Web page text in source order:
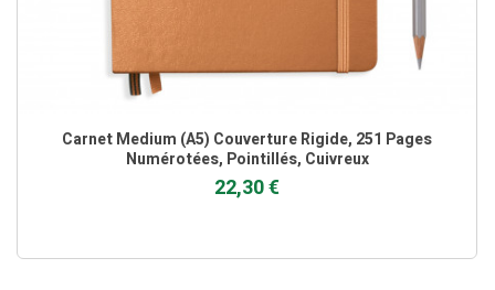
Carnet Medium (A5) Couverture Rigide, 251 Pages
Numérotées, Pointillés, Cuivreux
22,30 €